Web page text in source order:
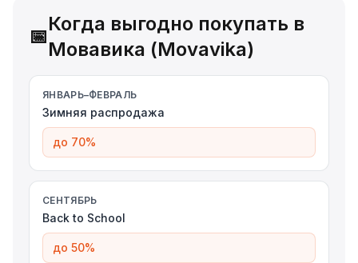
📅
Когда выгодно покупать в
Мовавика (Movavika)
ЯНВАРЬ–ФЕВРАЛЬ
Зимняя распродажа
до 70%
СЕНТЯБРЬ
Back to School
до 50%